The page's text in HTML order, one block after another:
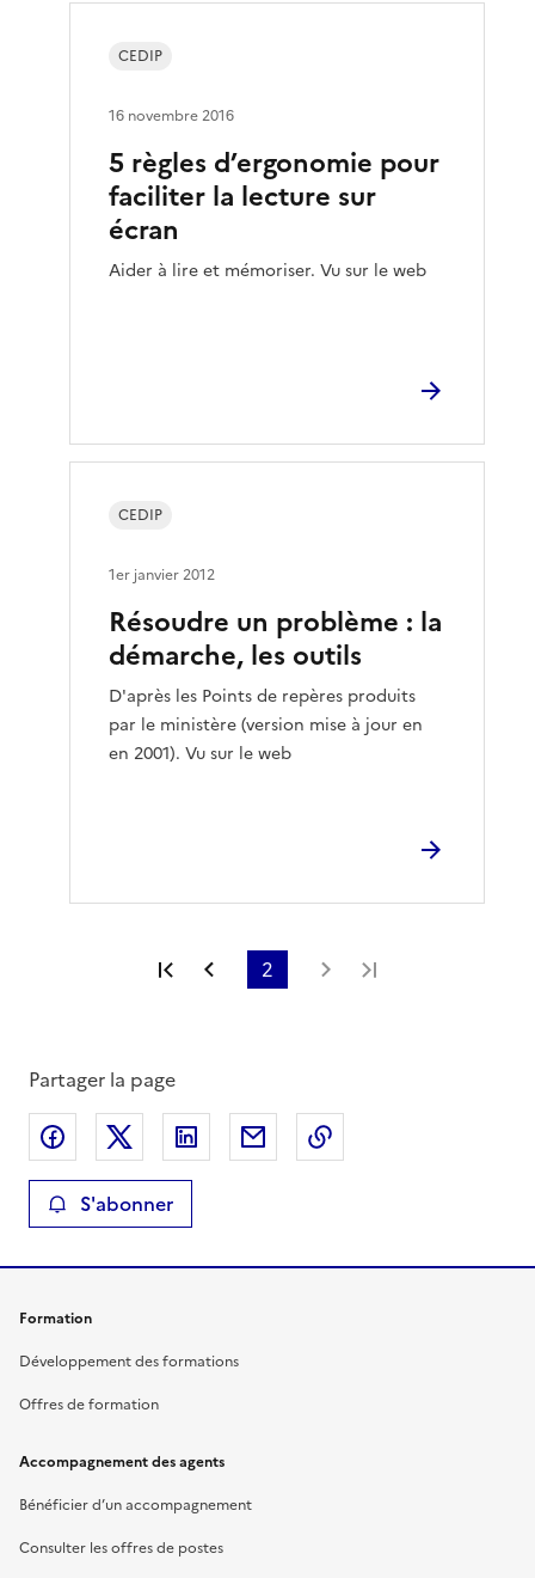
5 règles d’ergonomie pour
faciliter la lecture sur
écran
Aider à lire et mémoriser. Vu sur le web
CEDIP
16 novembre 2016
Résoudre un problème : la
démarche, les outils
D'après les Points de repères produits
par le ministère (version mise à jour en
en 2001). Vu sur le web
CEDIP
1er janvier 2012
Première page
Page précédente
2 Page suivante
Partager la page
Partager sur Facebook
Partager sur XPartager sur LinkedIn
Partager par email
S'abonner
Formation
Développement des formations
Offres de formation
Accompagnement des agents
Bénéficier d’un accompagnement
Consulter les offres de postes